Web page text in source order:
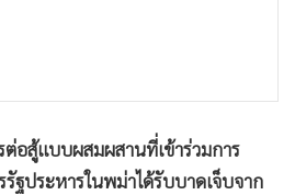
อสู้แบบผสมผสานที่เข้าร่วมการ
ฐประหารในพม่าได้รับบาดเจ็บจาก